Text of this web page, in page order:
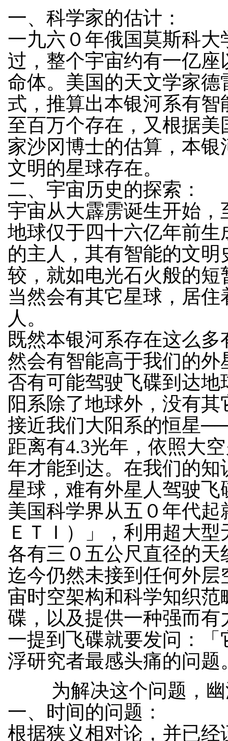
一、科学家的估计：
一九六０年俄国莫斯科
过，整个宇宙约有一亿
命体。美国的天文学家
式，推算出本银河系有
至百万个存在，又根据
家沙冈博士的估算，本
文明的星球存在。
二、宇宙历史的探索：
宇宙从大霹雳诞生开始
地球仅于四十六亿年前
的主人，其有智能的文
较，就如电光石火般的
当然会有其它星球，居
人。
既然本银河系存在这么
然会有智能高于我们的
否有可能驾驶飞碟到达
阳系除了地球外，没有
接近我们大阳系的恒星
距离有4.3光年，依照大
年才能到达。在我们的
星球，难有外星人驾驶飞
美国科学界从五０年代
ＥＴＩ）」，利用超大
各有三０五公尺直径的
迄今仍然未接到任何外
宙时空架构和科学知织
碟，以及提供一种强而
一提到飞碟就要发问：
浮研究者最感头痛的问题
为解决这个问题，幽
一、时间的问题：
根据狭义相对论，并已